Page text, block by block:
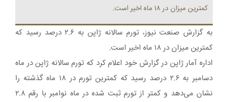
کمترین میزان در ۱۸ ماه اخیر است.
به گزارش صنعت نیوز، تورم سالانه ژاپن به ۲.۶ درصد رسید که
کمترین میزان در ۱۸ ماه اخیر است.
اداره آمار ژاپن در گزارش خود اعلام کرد که تورم سالانه ژاپن در ماه
دسامبر به ۲.۶ درصد رسید که کمترین تورم در ۱۸ ماه گذشته را
نشان می‌دهد و کمتر از تورم ثبت شده در ماه نوامبر با رقم ۲.۸